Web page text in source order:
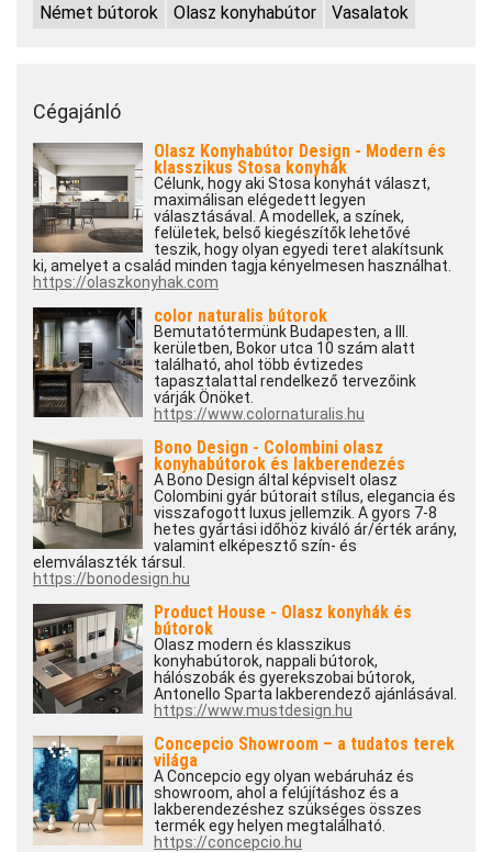
Német bútorok
Olasz konyhabútor Vasalatok
Cégajánló
Olasz Konyhabútor Design - Modern és
klasszikus Stosa konyhák
Célunk, hogy aki Stosa konyhát választ,
maximálisan elégedett legyen
választásával. A modellek, a színek,
felületek, belső kiegészítők lehetővé
teszik, hogy olyan egyedi teret alakítsunk
ki, amelyet a család minden tagja kényelmesen használhat.
https://olaszkonyhak.com
color naturalis bútorok
Bemutatótermünk Budapesten, a III.
kerületben, Bokor utca 10 szám alatt
található, ahol több évtizedes
tapasztalattal rendelkező tervezőink
várják Önöket.
https://www.colornaturalis.hu
Bono Design - Colombini olasz
konyhabútorok és lakberendezés
A Bono Design által képviselt olasz
Colombini gyár bútorait stílus, elegancia és
visszafogott luxus jellemzik. A gyors 7-8
hetes gyártási időhöz kiváló ár/érték arány,
valamint elképesztő szín- és
elemválaszték társul.
https://bonodesign.hu
Product House - Olasz konyhák és
bútorok
Olasz modern és klasszikus
konyhabútorok, nappali bútorok,
hálószobák és gyerekszobai bútorok,
Antonello Sparta lakberendező ajánlásával.
https://www.mustdesign.hu
Concepcio Showroom – a tudatos terek
világa
A Concepcio egy olyan webáruház és
showroom, ahol a felújításhoz és a
lakberendezéshez szükséges összes
termék egy helyen megtalálható.
https://concepcio.hu